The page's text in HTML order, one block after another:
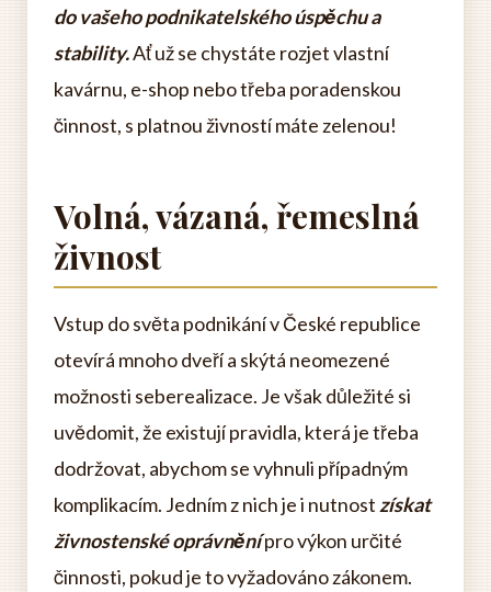
do vašeho podnikatelského úspěchu a
stability.Ať už se chystáte rozjet vlastní
kavárnu, e-shop nebo třeba poradenskou
činnost, s platnou živností máte zelenou!
Volná, vázaná, řemeslná
živnost
Vstup do světa podnikání v České republice
otevírá mnoho dveří a skýtá neomezené
možnosti seberealizace. Je však důležité si
uvědomit, že existují pravidla, která je třeba
dodržovat, abychom se vyhnuli případným
komplikacím. Jedním z nich je i nutnost získat
živnostenské oprávněnípro výkon určité
činnosti, pokud je to vyžadováno zákonem.